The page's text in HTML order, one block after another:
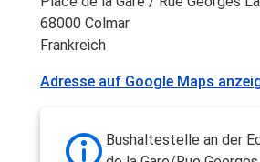
68000 Colmar
Frankreich
Adresse auf Google Maps
Bushaltestelle an der